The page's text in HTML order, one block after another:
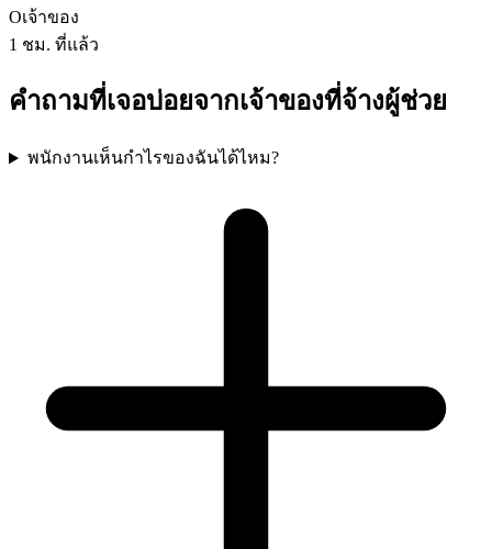
Oเจ้าของ
1 ชม. ที่แล้ว
คำถามที่เจอบ่อยจากเจ้าของที่จ้างผู้ช่วย
พนักงานเห็นกำไรของฉันได้ไหม?